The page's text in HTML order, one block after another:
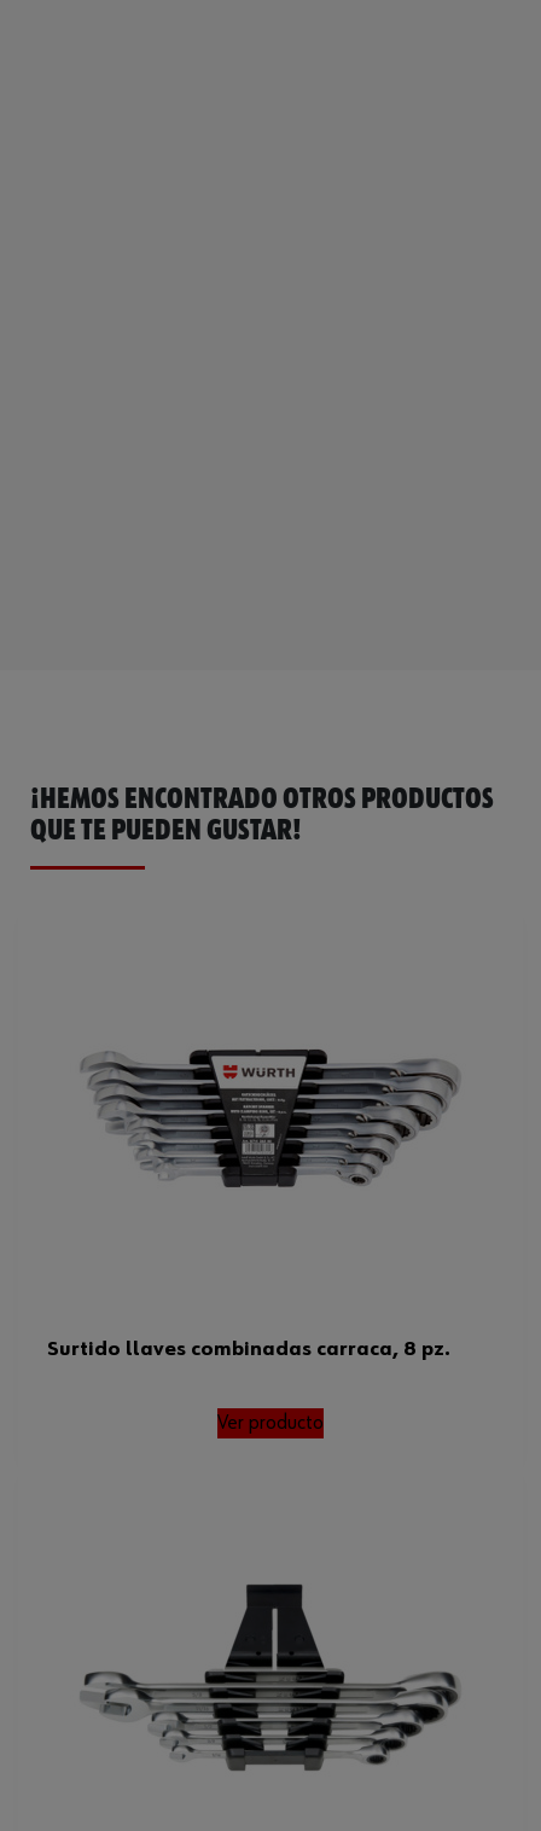
¡HEMOS ENCONTRADO OTROS PRODUCTOS
QUE TE PUEDEN GUSTAR!
Surtido llaves combinadas carraca, 8 pz.
Ver producto